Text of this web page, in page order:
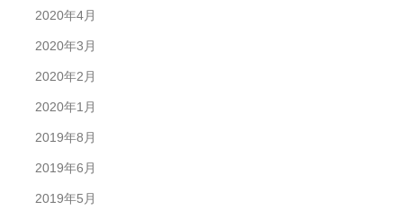
2020年4月
2020年3月
2020年2月
2020年1月
2019年8月
2019年6月
2019年5月